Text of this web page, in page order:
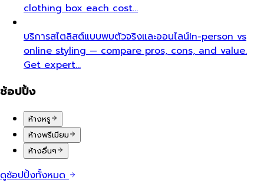
clothing box each cost…
บริการสไตลิสต์แบบพบตัวจริงและออนไลน์In-person vs
online styling — compare pros, cons, and value.
Get expert…
ช้อปปิ้ง
ห้างหรู
ห้างพรีเมียม
ห้างอื่นๆ
ดูช้อปปิ้งทั้งหมด